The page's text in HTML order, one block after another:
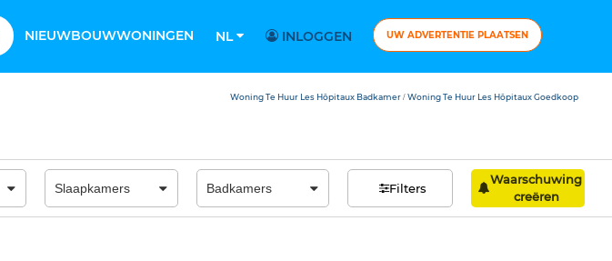
NIEUWBOUWWONINGEN NL INLOGGEN UW ADVERTENTIE PLAATSEN
Woning Te Huur Les Hôpitaux Badkamer / Woning Te Huur Les Hôpitaux Goedkoop
Filters
Waarschuwing
creëren